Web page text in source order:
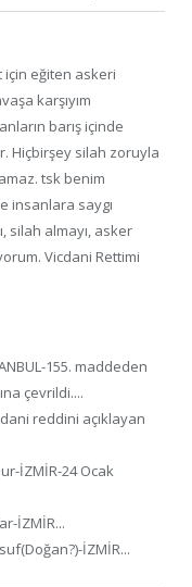
eğiten askeri
karşıyım
barış içinde
Hiçbirşey silah zoruyla
tsk benim
insanlara saygı
silah almayı, asker
Vicdani Rettimi
155. maddeden
çevrildi....
reddini açıklayan
İZMİR-24 Ocak
İZMİR...
İZMİR...